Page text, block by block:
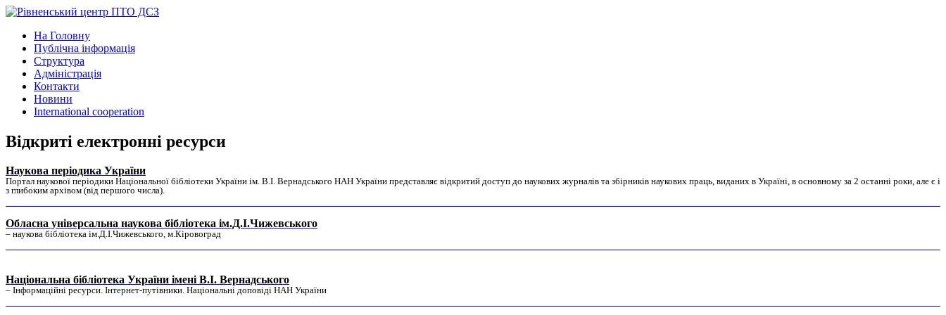
На Головну
Публічна інформація
Структура
Адміністрація
Контакти
Новини
International cooperation
Відкриті електронні ресурси
Наукова періодика України
Портал наукової періодики Національної бібліотеки України ім. В.І. Вернадського НАН України представляє відкритий доступ до наукових журналів та збірників наукових праць, виданих в Україні, в основному за 2 останні роки, але є і
з глибоким архівом (від першого числа).
Обласна унiверсальна наукова бiблiотека iм.Д.I.Чижевського
– наукова бiблiотека iм.Д.I.Чижевського, м.Кiровоград
Національна бібліотека України імені В.І. Вернадського
– Інформаційні ресурси. Інтернет-путівники. Національні доповіді НАН України